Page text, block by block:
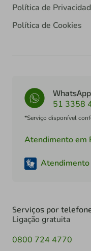
Política de
Política de Cookies
51 3358
*Serviço disponível
Atendimento em
Atendimento
Serviços por
Ligação gratuita
0800 724 4770